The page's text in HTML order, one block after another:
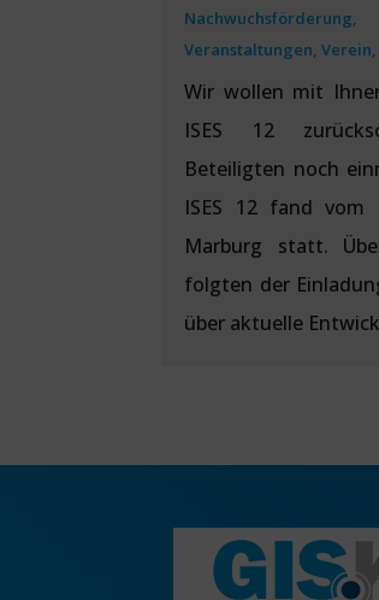
Nachwuchsförderung
Veranstaltungen,Verein
Wir wollen mit
ISES 12
Beteiligten noch
ISES 12 fand vom
Marburg statt.
folgten der
über aktuelle